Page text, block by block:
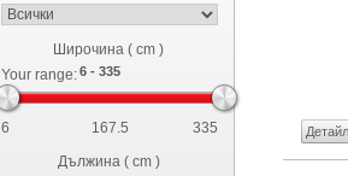
Широчина ( cm )
Your range:
6 167.5
335
Дължина ( cm )